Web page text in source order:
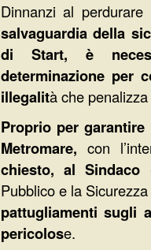
Dinnanzi al
salvaguardia della
di Start, è
determinazione per
illegalità che
Proprio per
Metromare, con
chiesto, al Sindaco
Pubblico e la
pattugliamenti sugli
pericolose.